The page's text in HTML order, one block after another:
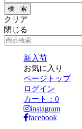
クリア
閉じる
新入荷
お気に入り
ページトップ
ログイン
カート： 0
instagram
facebook